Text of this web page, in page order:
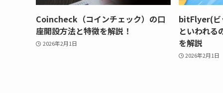
Coincheck（コインチェック）の口
座開設方法と特徴を解説！
2026年2月1日
bitFlyer(ビ
といわれる
を解説
2026年2月1日